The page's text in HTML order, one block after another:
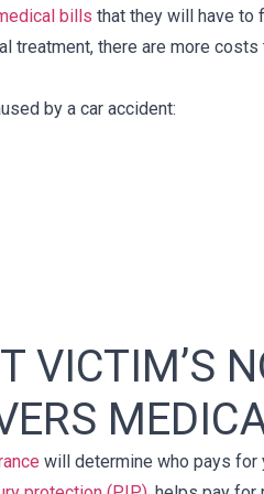
bills that they will have to
treatment, there are more
by a car accident:
VICTIM’S
will determine who pays